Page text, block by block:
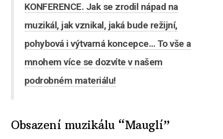
KONFERENCE. Jak se zrodil nápad na
muzikál, jak vznikal, jaká bude režijní,
pohybová i výtvarná koncepce… To vše a
mnohem více se dozvíte v našem
podrobném materiálu!
Obsazení muzikálu “Mauglí”